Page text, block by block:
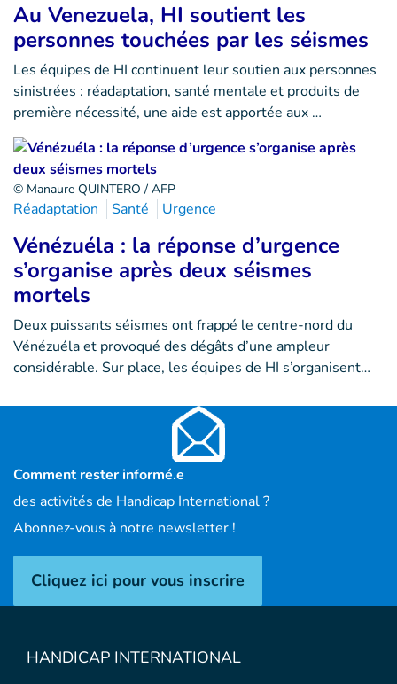
Au Venezuela, HI soutient les
personnes touchées par les séismes
Les équipes de HI continuent leur soutien aux personnes
sinistrées : réadaptation, santé mentale et produits de
première nécessité, une aide est apportée aux …
© Manaure QUINTERO / AFP
Réadaptation Santé Urgence
Vénézuéla : la réponse d’urgence
s’organise après deux séismes
mortels
Deux puissants séismes ont frappé le centre-nord du
Vénézuéla et provoqué des dégâts d’une ampleur
considérable. Sur place, les équipes de HI s’organisent…
Comment rester informé.e
des activités de Handicap International ?
Abonnez-vous à notre newsletter !
Cliquez ici pour vous inscrire
HANDICAP INTERNATIONAL